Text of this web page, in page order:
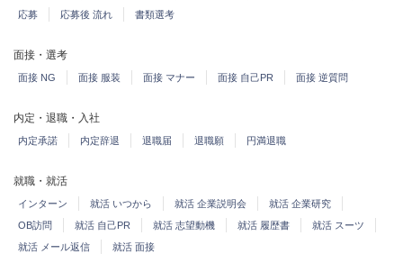
応募
応募後 流れ 書類選考
面接・選考
面接 NG 面接 服装 面接 マナー 面接 自己PR 面接 逆質問
内定・退職・入社
内定承諾 内定辞退 退職届 退職願 円満退職
就職・就活
インターン 就活 いつから 就活 企業説明会
就活 企業研究
OB訪問
就活 自己PR 就活 志望動機 就活 履歴書
就活 スーツ
就活 メール返信
就活 面接